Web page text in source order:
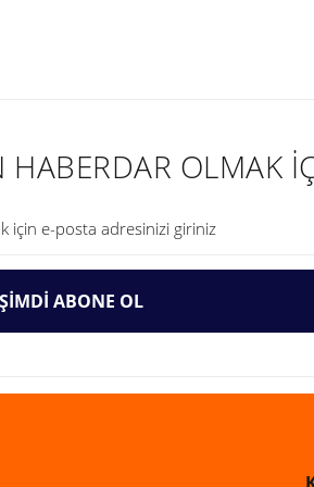
Gönder
HABERDAR OLMAK
ŞİMDİ ABONE OL